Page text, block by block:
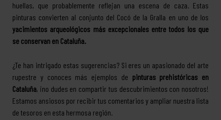
huellas, que probablemente reflejan una escena de caza. Estas
pinturas convierten al conjunto del Cocó de la Gralla en uno de los
yacimientos arqueológicos más excepcionales entre todos los que
se conservan en Cataluña.
¿Te han intrigado estas sugerencias? Si eres un apasionado del arte
rupestre y conoces más ejemplos de pinturas prehistóricas en
Cataluña, ¡no dudes en compartir tus descubrimientos con nosotros!
Estamos ansiosos por recibir tus comentarios y ampliar nuestra lista
de tesoros en esta hermosa región.